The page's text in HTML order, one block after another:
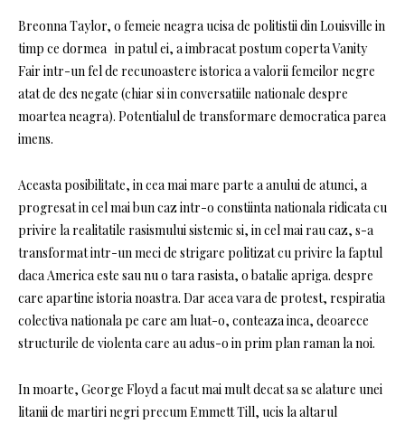
Breonna Taylor, o femeie neagra ucisa de politistii din Louisville in
timp ce dormea in patul ei, a imbracat postum coperta Vanity
Fair intr-un fel de recunoastere istorica a valorii femeilor negre
atat de des negate (chiar si in conversatiile nationale despre
moartea neagra). Potentialul de transformare democratica parea
imens.
Aceasta posibilitate, in cea mai mare parte a anului de atunci, a
progresat in cel mai bun caz intr-o constiinta nationala ridicata cu
privire la realitatile rasismului sistemic si, in cel mai rau caz, s-a
transformat intr-un meci de strigare politizat cu privire la faptul
daca America este sau nu o tara rasista, o batalie apriga. despre
care apartine istoria noastra. Dar acea vara de protest, respiratia
colectiva nationala pe care am luat-o, conteaza inca, deoarece
structurile de violenta care au adus-o in prim plan raman la noi.
In moarte, George Floyd a facut mai mult decat sa se alature unei
litanii de martiri negri precum Emmett Till, ucis la altarul